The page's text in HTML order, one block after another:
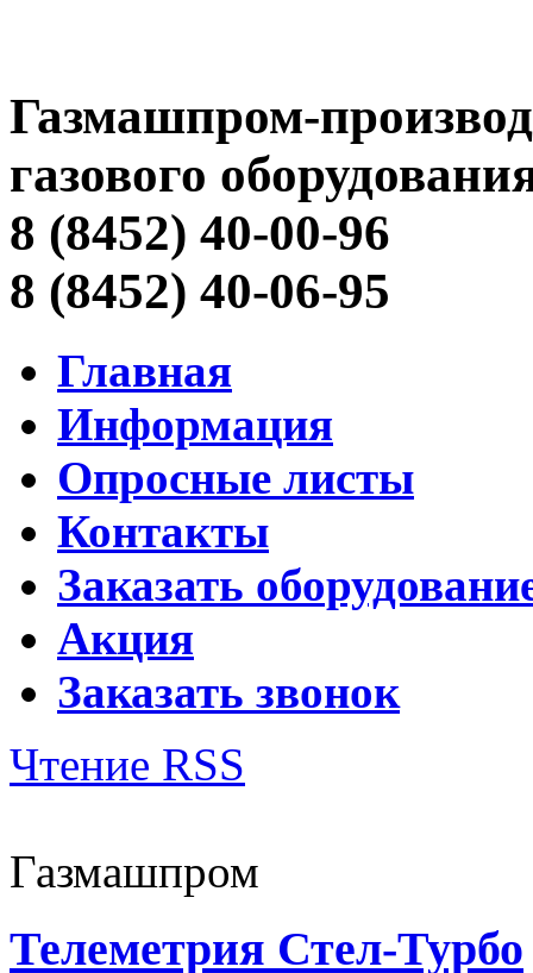
Газмашпром-
газового
8 (8452) 40-00-96
8 (8452) 40-06-95
Главная
Информация
Опросные листы
Контакты
Заказать
Акция
Заказать звонок
Чтение RSS
Газмашпром
Телеметрия Стел-Турбо